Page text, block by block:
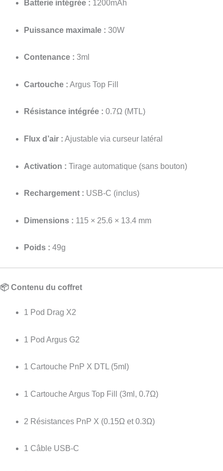
Batterie intégrée : 1200mAh
Puissance maximale : 30W
Contenance : 3ml
Cartouche : Argus Top Fill
Résistance intégrée : 0.7Ω (MTL)
Flux d’air : Ajustable via curseur latéral
Activation : Tirage automatique (sans bouton)
Rechargement : USB-C (inclus)
Dimensions : 115 × 25.6 × 13.4 mm
Poids : 49g
📦 Contenu du coffret
1 Pod Drag X2
1 Pod Argus G2
1 Cartouche PnP X DTL (5ml)
1 Cartouche Argus Top Fill (3ml, 0.7Ω)
2 Résistances PnP X (0.15Ω et 0.3Ω)
1 Câble USB-C